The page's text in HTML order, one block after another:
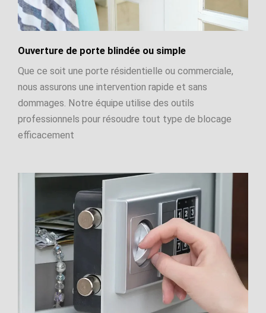
Ouverture de porte blindée ou simple
Que ce soit une porte résidentielle ou commerciale,
nous assurons une intervention rapide et sans
dommages. Notre équipe utilise des outils
professionnels pour résoudre tout type de blocage
efficacement